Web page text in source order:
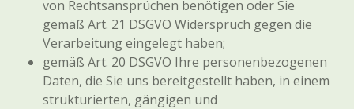
von Rechtsansprüchen benötigen oder Sie
gemäß Art. 21 DSGVO Widerspruch gegen die
Verarbeitung eingelegt haben;
gemäß Art. 20 DSGVO Ihre personenbezogenen
Daten, die Sie uns bereitgestellt haben, in einem
strukturierten, gängigen und